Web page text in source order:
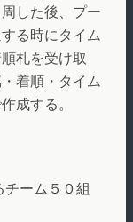
した後、プー
る時にタイム
札を受け取
着順・タイム
成する。
ーム５０組